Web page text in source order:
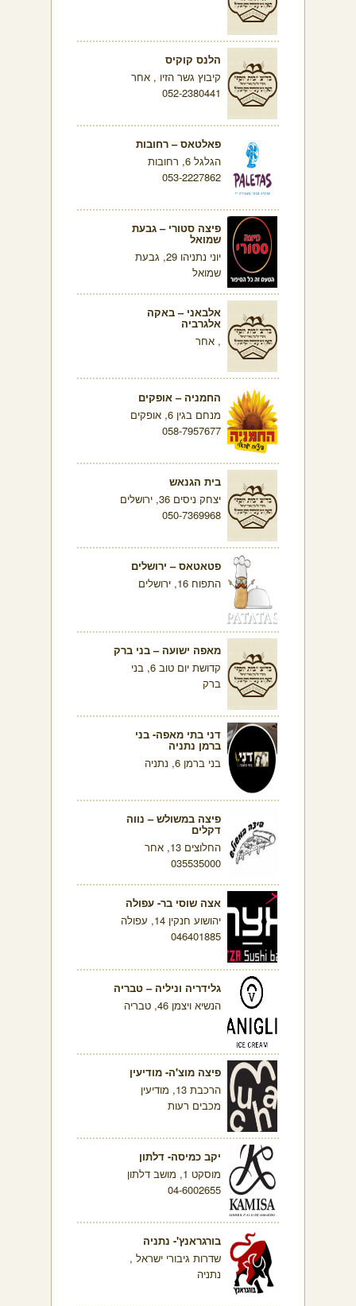
הלנס קוקיס
קיבוץ גשר הזיו , אחר
052-2380441
פאלטאס – רחובות
הגלגל 6, רחובות
053-2227862
פיצה סטורי – גבעת
שמואל
יוני נתניהו 29, גבעת
שמואל
אלבאני – באקה
אלגרביה
, אחר
החמניה – אופקים
מנחם בגין 6, אופקים
058-7957677
בית הגנאש
יצחק ניסים 36, ירושלים
050-7369968
פטאטאס – ירושלים
התפוח 16, ירושלים
מאפה ישועה – בני ברק
קדושת יום טוב 6, בני
ברק
דני בתי מאפה- בני
ברמן נתניה
בני ברמן 6, נתניה
פיצה במשולש – נווה
דקלים
החלוצים 13, אחר
035535000
אצה שוסי בר- עפולה
יהושוע חנקין 14, עפולה
046401885
גלידריה וניליה – טבריה
הנשיא ויצמן 46, טבריה
פיצה מוצ'ה- מודיעין
הרכבת 13, מודיעין
מכבים רעות
יקב כמיסה- דלתון
מוסקט 1, מושב דלתון
04-6002655
בורגראנץ'- נתניה
שדרות גיבורי ישראל ,
נתניה